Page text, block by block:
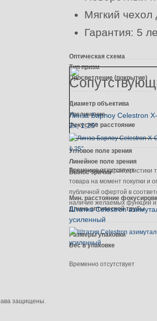
Мягкий чехол
Гарантия: 5
Оптическая схема
Тип призм
Просветление (покрытие)
Диаметр объектива
Увеличение
Фокусное расстояние
Угловое поле зрения
Линейное поле зрения
Вынос зрачка
Мин. расстояние
Длина оптической трубы
Размеры упаковки
Вес в упаковке
Технические характеристики
товара на момент покупки и
публичной офертой в
наличие желаемых функций и
Линза Барлоу Celestron
2x, 1,25"
Временно отсутствует
Штатив Celestron
усиленный
Временно отсутствует
защищены.